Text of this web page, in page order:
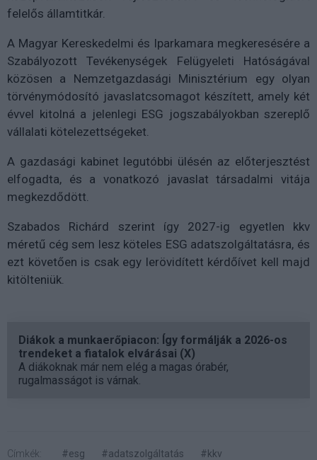
felelős államtitkár.
A Magyar Kereskedelmi és Iparkamara megkeresésére a
Szabályozott Tevékenységek Felügyeleti Hatóságával
közösen a Nemzetgazdasági Minisztérium egy olyan
törvénymódosító javaslatcsomagot készített, amely két
évvel kitolná a jelenlegi ESG jogszabályokban szereplő
vállalati kötelezettségeket.
A gazdasági kabinet legutóbbi ülésén az előterjesztést
elfogadta, és a vonatkozó javaslat társadalmi vitája
megkezdődött.
Szabados Richárd szerint így 2027-ig egyetlen kkv
méretű cég sem lesz köteles ESG adatszolgáltatásra, és
ezt követően is csak egy lerövidített kérdőívet kell majd
kitölteniük.
Diákok a munkaerőpiacon: Így formálják a 2026-os
trendeket a fiatalok elvárásai (X)
A diákoknak már nem elég a magas órabér,
rugalmasságot is várnak.
Címkék: #esg #adatszolgáltatás #kkv